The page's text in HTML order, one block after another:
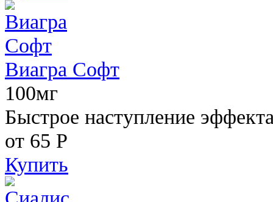
Виагра Софт
100мг
Быстрое наступление
от 65 Р
Купить